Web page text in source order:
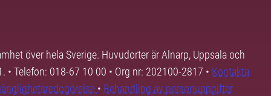
över hela Sverige. Huvudorter är Alnarp, Uppsala och
• Telefon: 018-67 10 00 • Org nr: 202100-2817 • Kontakta
• Behandling av personuppgifter